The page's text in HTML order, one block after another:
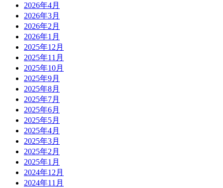
2026年4月
2026年3月
2026年2月
2026年1月
2025年12月
2025年11月
2025年10月
2025年9月
2025年8月
2025年7月
2025年6月
2025年5月
2025年4月
2025年3月
2025年2月
2025年1月
2024年12月
2024年11月